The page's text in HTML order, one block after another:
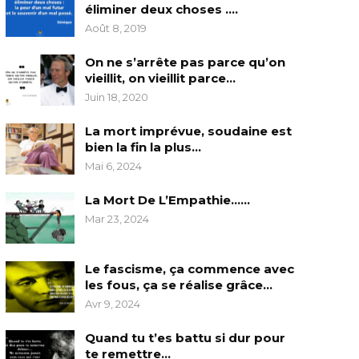
éliminer deux choses ….
Août 8, 2019
On ne s’arrête pas parce qu’on
vieillit, on vieillit parce…
Juin 18, 2020
La mort imprévue, soudaine est
bien la fin la plus…
Mai 6, 2024
La Mort De L’Empathie……
Mar 23, 2024
Le fascisme, ça commence avec
les fous, ça se réalise grâce…
Avr 9, 2024
Quand tu t’es battu si dur pour
te remettre…